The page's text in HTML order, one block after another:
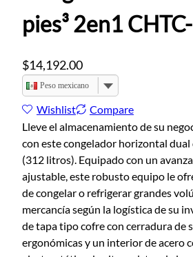
pies³ 2en1
$14,192.00
Peso mexicano
Wishlist
Compare
Lleve el almacenamiento de su
con este congelador horizontal dual
(312 litros). Equipado con un
ajustable, este robusto equipo le
de congelar o refrigerar grandes
mercancía según la logística de su
de tapa tipo cofre con cerradura de
ergonómicas y un interior de acero